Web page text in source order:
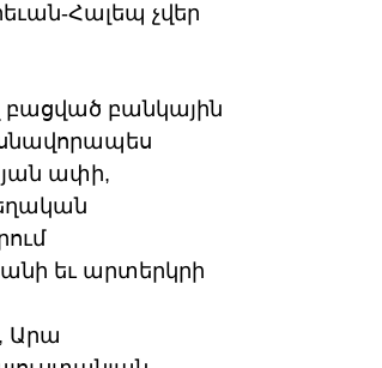
Հալեպ չվեր
բացված բանկային
ափի,
եւ արտերկրի
Արա